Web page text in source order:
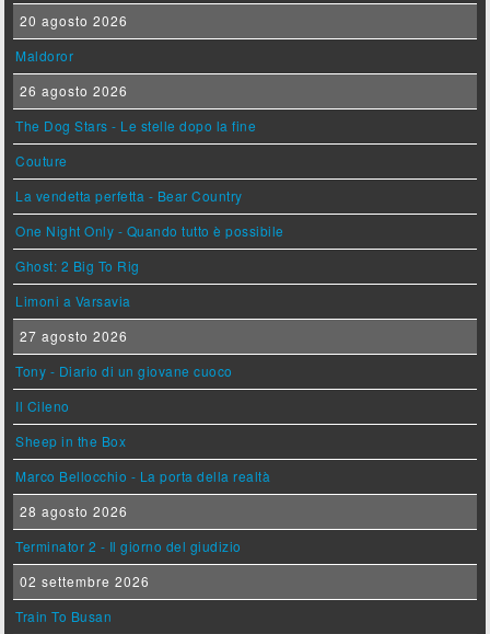
20 agosto 2026
Maldoror
26 agosto 2026
The Dog Stars - Le stelle dopo la fine
Couture
La vendetta perfetta - Bear Country
One Night Only - Quando tutto è possibile
Ghost: 2 Big To Rig
Limoni a Varsavia
27 agosto 2026
Tony - Diario di un giovane cuoco
Il Cileno
Sheep in the Box
Marco Bellocchio - La porta della realtà
28 agosto 2026
Terminator 2 - Il giorno del giudizio
02 settembre 2026
Train To Busan